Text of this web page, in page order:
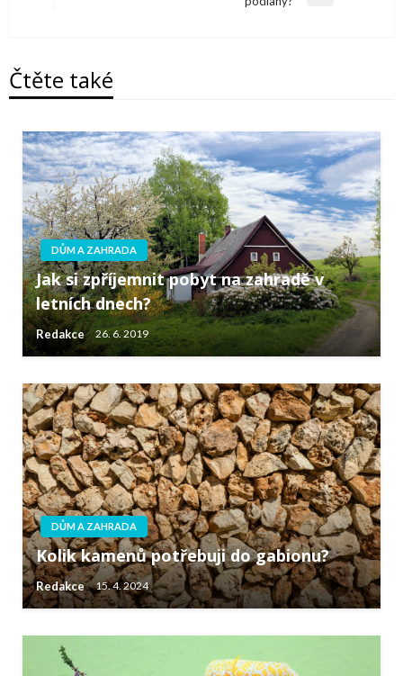
Čtěte také
DŮM A ZAHRADA
Jak si zpříjemnit pobyt na zahradě v
letních dnech?
Redakce 26. 6. 2019
DŮM A ZAHRADA
Kolik kamenů potřebuji do gabionu?
Redakce 15. 4. 2024